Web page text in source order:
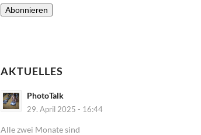
Adresse
Abonnieren
AKTUELLES
PhotoTalk
29. April 2025 - 16:44
Alle zwei Monate sind